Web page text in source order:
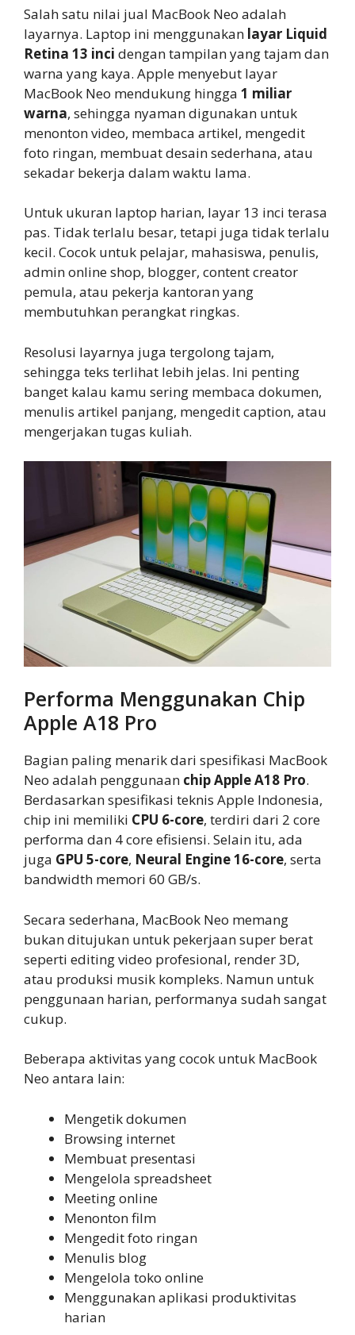
Salah satu nilai jual MacBook Neo adalah
layarnya. Laptop ini menggunakan layar Liquid
Retina 13 inci dengan tampilan yang tajam dan
warna yang kaya. Apple menyebut layar
MacBook Neo mendukung hingga 1 miliar
warna, sehingga nyaman digunakan untuk
menonton video, membaca artikel, mengedit
foto ringan, membuat desain sederhana, atau
sekadar bekerja dalam waktu lama.
Untuk ukuran laptop harian, layar 13 inci terasa
pas. Tidak terlalu besar, tetapi juga tidak terlalu
kecil. Cocok untuk pelajar, mahasiswa, penulis,
admin online shop, blogger, content creator
pemula, atau pekerja kantoran yang
membutuhkan perangkat ringkas.
Resolusi layarnya juga tergolong tajam,
sehingga teks terlihat lebih jelas. Ini penting
banget kalau kamu sering membaca dokumen,
menulis artikel panjang, mengedit caption, atau
mengerjakan tugas kuliah.
Performa Menggunakan Chip
Apple A18 Pro
Bagian paling menarik dari spesifikasi MacBook
Neo adalah penggunaan chip Apple A18 Pro.
Berdasarkan spesifikasi teknis Apple Indonesia,
chip ini memiliki CPU 6-core, terdiri dari 2 core
performa dan 4 core efisiensi. Selain itu, ada
juga GPU 5-core, Neural Engine 16-core, serta
bandwidth memori 60 GB/s.
Secara sederhana, MacBook Neo memang
bukan ditujukan untuk pekerjaan super berat
seperti editing video profesional, render 3D,
atau produksi musik kompleks. Namun untuk
penggunaan harian, performanya sudah sangat
cukup.
Beberapa aktivitas yang cocok untuk MacBook
Neo antara lain:
Mengetik dokumen
Browsing internet
Membuat presentasi
Mengelola spreadsheet
Meeting online
Menonton film
Mengedit foto ringan
Menulis blog
Mengelola toko online
Menggunakan aplikasi produktivitas
harian